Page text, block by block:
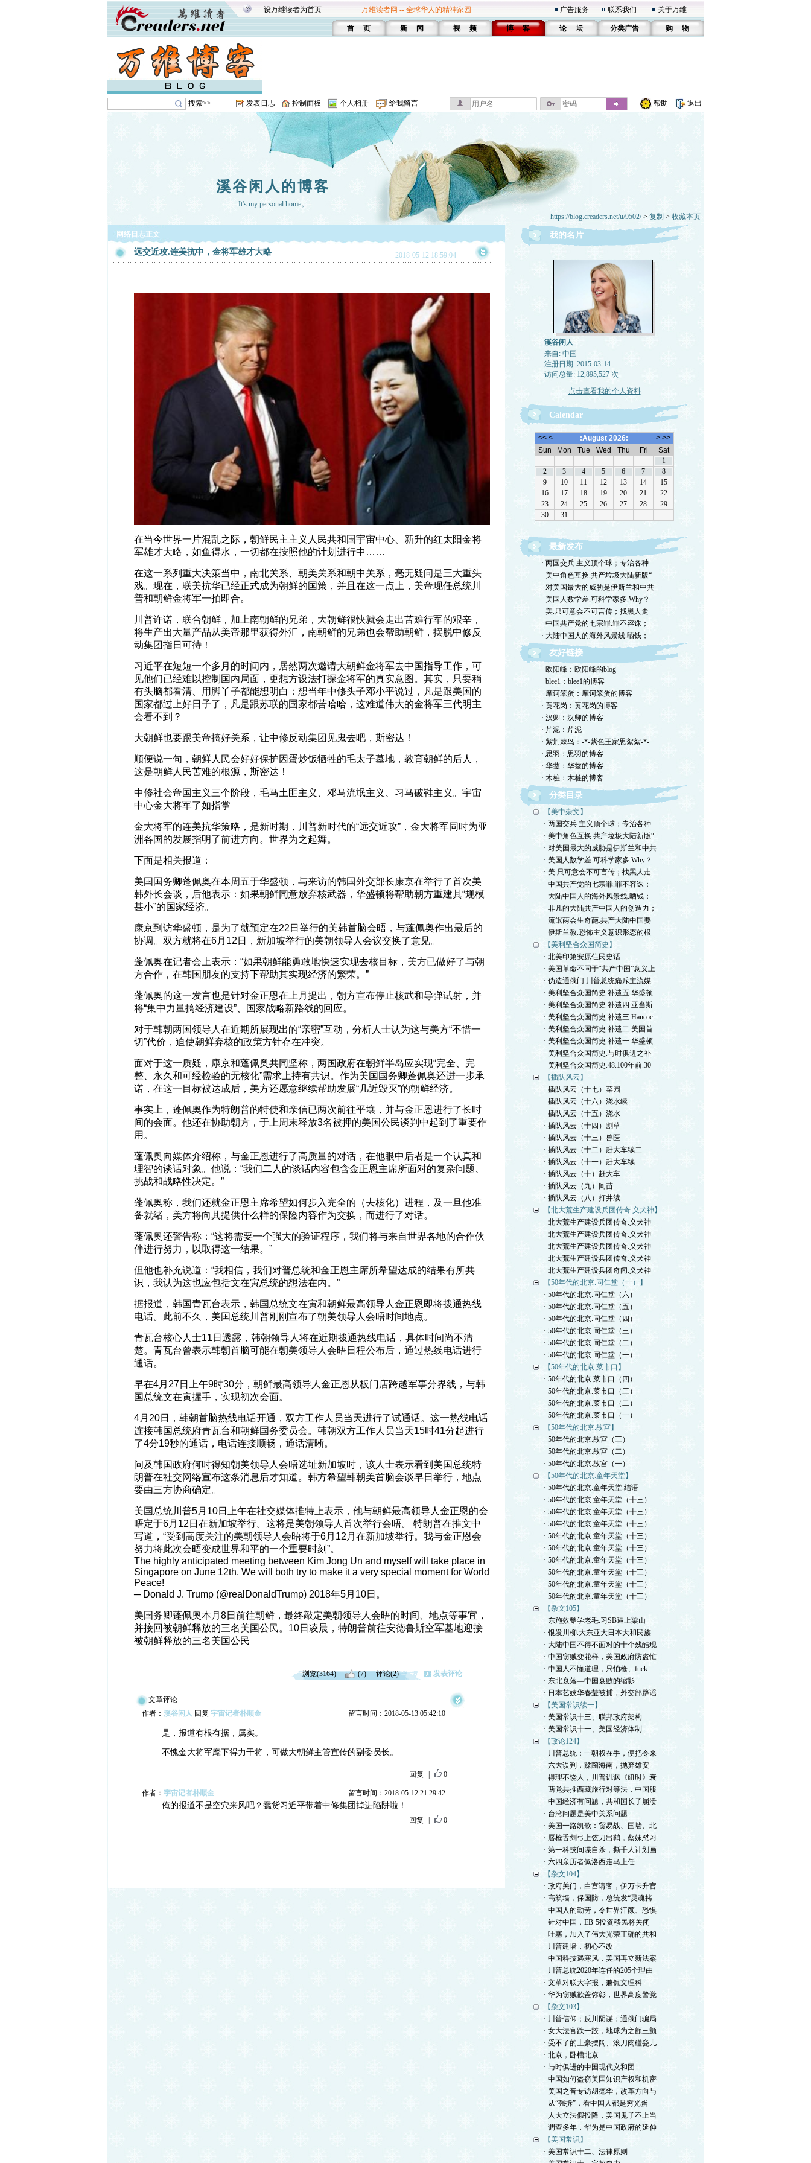
设万维读者为首页 万维读者网 -- 全球华人的精神家园 广告服务 联系我们 关于万维
首 页 新 闻 视 频 博 客 论 坛 分类广告 购 物
搜索>> 发表日志 控制面板 个人相册 给我留言 帮助 退出
溪谷闲人的博客
It's my personal home。
https://blog.creaders.net/u/9502/> 复制 > 收藏本页
网络日志正文
远交近攻.连美抗中，金将军雄才大略 2018-05-12 18:59:04
在当今世界一片混乱之际，朝鲜民主主义人民共和国宇宙中心、新升的红太阳金将
军雄才大略，如鱼得水，一切都在按照他的计划进行中……
在这一系列重大决策当中，南北关系、朝美关系和朝中关系，毫无疑问是三大重头
戏。现在，联美抗华已经正式成为朝鲜的国策，并且在这一点上，美帝现任总统川
普和朝鲜金将军一拍即合。
川普许诺，联合朝鲜，加上南朝鲜的兄弟，大朝鲜很快就会走出苦难行军的艰辛，
将生产出大量产品从美帝那里获得外汇，南朝鲜的兄弟也会帮助朝鲜，摆脱中修反
动集团指日可待！
习近平在短短一个多月的时间内，居然两次邀请大朝鲜金将军去中国指导工作，可
见他们已经难以控制国内局面，更想方设法打探金将军的真实意图。其实，只要稍
有头脑都看清、用脚丫子都能想明白：想当年中修头子邓小平说过，凡是跟美国的
国家都过上好日子了，凡是跟苏联的国家都苦哈哈，这难道伟大的金将军三代明主
会看不到？
大朝鲜也要跟美帝搞好关系，让中修反动集团见鬼去吧，斯密达！
顺便说一句，朝鲜人民会好好保护因蛋炒饭牺牲的毛太子墓地，教育朝鲜的后人，
这是朝鲜人民苦难的根源，斯密达！
中修社会帝国主义三个阶段，毛马土匪主义、邓马流氓主义、习马破鞋主义。宇宙
中心金大将军了如指掌
金大将军的连美抗华策略，是新时期，川普新时代的“远交近攻”，金大将军同时为亚
洲各国的发展指明了前进方向。世界为之起舞。
下面是相关报道：
美国国务卿蓬佩奥在本周五于华盛顿，与来访的韩国外交部长康京在举行了首次美
韩外长会谈，后他表示：如果朝鲜同意放弃核武器，华盛顿将帮助朝方重建其“规模
甚小”的国家经济。
康京到访华盛顿，是为了就预定在22日举行的美韩首脑会晤，与蓬佩奥作出最后的
协调。双方就将在6月12日，新加坡举行的美朝领导人会议交换了意见。
蓬佩奥在记者会上表示：“如果朝鲜能勇敢地快速实现去核目标，美方已做好了与朝
方合作，在韩国朋友的支持下帮助其实现经济的繁荣。”
蓬佩奥的这一发言也是针对金正恩在上月提出，朝方宣布停止核武和导弹试射，并
将“集中力量搞经济建设”、国家战略新路线的回应。
对于韩朝两国领导人在近期所展现出的“亲密”互动，分析人士认为这与美方“不惜一
切”代价，迫使朝鲜弃核的政策方针存在冲突。
面对于这一质疑，康京和蓬佩奥共同坚称，两国政府在朝鲜半岛应实现“完全、完
整、永久和可经检验的无核化”需求上持有共识。作为美国国务卿蓬佩奥还进一步承
诺，在这一目标被达成后，美方还愿意继续帮助发展“几近毁灭”的朝鲜经济。
事实上，蓬佩奥作为特朗普的特使和亲信已两次前往平壤，并与金正恩进行了长时
间的会面。他还在协助朝方，于上周末释放3名被押的美国公民谈判中起到了重要作
用。
蓬佩奥向媒体介绍称，与金正恩进行了高质量的对话，在他眼中后者是一个认真和
理智的谈话对象。他说：“我们二人的谈话内容包含金正恩主席所面对的复杂问题、
挑战和战略性决定。”
蓬佩奥称，我们还就金正恩主席希望如何步入完全的（去核化）进程，及一旦他准
备就绪，美方将向其提供什么样的保险内容作为交换，而进行了对话。
蓬佩奥还警告称：“这将需要一个强大的验证程序，我们将与来自世界各地的合作伙
伴进行努力，以取得这一结果。”
但他也补充说道：“我相信，我们对普总统和金正恩主席所希望达成的结果有所共
识，我认为这也应包括文在寅总统的想法在内。”
据报道，韩国青瓦台表示，韩国总统文在寅和朝鲜最高领导人金正恩即将拨通热线
电话。此前不久，美国总统川普刚刚宣布了朝美领导人会晤时间地点。
青瓦台核心人士11日透露，韩朝领导人将在近期拨通热线电话，具体时间尚不清
楚。青瓦台曾表示韩朝首脑可能在朝美领导人会晤日程公布后，通过热线电话进行
通话。
早在4月27日上午9时30分，朝鲜最高领导人金正恩从板门店跨越军事分界线，与韩
国总统文在寅握手，实现初次会面。
4月20日，韩朝首脑热线电话开通，双方工作人员当天进行了试通话。这一热线电话
连接韩国总统府青瓦台和朝鲜国务委员会。韩朝双方工作人员当天15时41分起进行
了4分19秒的通话，电话连接顺畅，通话清晰。
问及韩国政府何时得知朝美领导人会晤选址新加坡时，该人士表示看到美国总统特
朗普在社交网络宣布这条消息后才知道。韩方希望韩朝美首脑会谈早日举行，地点
要由三方协商确定。
美国总统川普5月10日上午在社交媒体推特上表示，他与朝鲜最高领导人金正恩的会
晤定于6月12日在新加坡举行。这将是美朝领导人首次举行会晤。 特朗普在推文中
写道，“受到高度关注的美朝领导人会晤将于6月12月在新加坡举行。我与金正恩会
努力将此次会晤变成世界和平的一个重要时刻”。
The highly anticipated meeting between Kim Jong Un and myself will take place in
Singapore on June 12th. We will both try to make it a very special moment for World
Peace!
─ Donald J. Trump (@realDonaldTrump) 2018年5月10日。
美国务卿蓬佩奥本月8日前往朝鲜，最终敲定美朝领导人会晤的时间、地点等事宜，
并接回被朝鲜释放的三名美国公民。10日凌晨，特朗普前往安德鲁斯空军基地迎接
被朝鲜释放的三名美国公民
浏览(3164) (7) 评论(2) 发表评论
文章评论
作者： 溪谷闲人 回复 宇宙记者朴顺金 留言时间：2018-05-13 05:42:10
是，报道有根有据，属实。
不愧金大将军麾下得力干将，可做大朝鲜主管宣传的副委员长。
回复 0
作者： 宇宙记者朴顺金 留言时间：2018-05-12 21:29:42
俺的报道不是空穴来风吧？蠢货习近平带着中修集团掉进陷阱啦！
回复 0
我的名片
溪谷闲人
来自: 中国
注册日期: 2015-03-14
访问总量: 12,895,527 次
点击查看我的个人资料
Calendar
最新发布
· 两国交兵.主义顶个球；专治各种
· 美中角色互换.共产垃圾大陆新版“
· 对美国最大的威胁是伊斯兰和中共
· 美国人数学差.可科学家多.Why？
· 美.只可意会不可言传；找黑人走
· 中国共产党的七宗罪.罪不容诛；
· 大陆中国人的海外风景线.晒钱；
友好链接
· 欧阳峰：欧阳峰的blog
· blee1：blee1的博客
· 摩诃笨蛋：摩诃笨蛋的博客
· 黄花岗：黄花岗的博客
· 汉卿：汉卿的博客
· 芹泥：芹泥
· 紫荆棘鸟：-*-紫色王家思絮絮-*-
· 思羽：思羽的博客
· 华蓥：华蓥的博客
· 木桩：木桩的博客
分类目录
【美中杂文】
· 两国交兵.主义顶个球；专治各种
· 美中角色互换.共产垃圾大陆新版“
· 对美国最大的威胁是伊斯兰和中共
· 美国人数学差.可科学家多.Why？
· 美.只可意会不可言传；找黑人走
· 中国共产党的七宗罪.罪不容诛；
· 大陆中国人的海外风景线.晒钱；
· 非凡的大陆共产中国人的创造力；
· 流氓两会生奇葩.共产大陆中国要
· 伊斯兰教.恐怖主义意识形态的根
【美利坚合众国简史】
· 北美印第安原住民史话
· 美国革命不同于“共产中国”意义上
· 伪造通俄门.川普总统痛斥主流媒
· 美利坚合众国简史.补遗五.华盛顿
· 美利坚合众国简史.补遗四.亚当斯
· 美利坚合众国简史.补遗三.Hancoc
· 美利坚合众国简史.补遗二.美国首
· 美利坚合众国简史.补遗一.华盛顿
· 美利坚合众国简史.与时俱进之补
· 美利坚合众国简史.48.100年前.30
【插队风云】
· 插队风云（十七）菜园
· 插队风云（十六）浇水续
· 插队风云（十五）浇水
· 插队风云（十四）割草
· 插队风云（十三）兽医
· 插队风云（十二）赶大车续二
· 插队风云（十一）赶大车续
· 插队风云（十）赶大车
· 插队风云（九）间苗
· 插队风云（八）打井续
【北大荒生产建设兵团传奇.义犬神】
· 北大荒生产建设兵团传奇.义犬神
· 北大荒生产建设兵团传奇.义犬神
· 北大荒生产建设兵团传奇.义犬神
· 北大荒生产建设兵团传奇.义犬神
· 北大荒生产建设兵团奇闻.义犬神
【50年代的北京.同仁堂（一）】
· 50年代的北京.同仁堂（六）
· 50年代的北京.同仁堂（五）
· 50年代的北京.同仁堂（四）
· 50年代的北京.同仁堂（三）
· 50年代的北京.同仁堂（二）
· 50年代的北京.同仁堂（一）
【50年代的北京.菜市口】
· 50年代的北京.菜市口（四）
· 50年代的北京.菜市口（三）
· 50年代的北京.菜市口（二）
· 50年代的北京.菜市口（一）
【50年代的北京.故宫】
· 50年代的北京.故宫（三）
· 50年代的北京.故宫（二）
· 50年代的北京.故宫（一）
【50年代的北京.童年天堂】
· 50年代的北京.童年天堂.结语
· 50年代的北京.童年天堂（十三）
· 50年代的北京.童年天堂（十三）
· 50年代的北京.童年天堂（十三）
· 50年代的北京.童年天堂（十三）
· 50年代的北京.童年天堂（十三）
· 50年代的北京.童年天堂（十三）
· 50年代的北京.童年天堂（十三）
· 50年代的北京.童年天堂（十三）
· 50年代的北京.童年天堂（十三）
【杂文105】
· 东施效颦学老毛.习SB逼上梁山
· 银发川柳.大东亚大日本大和民族
· 大陆中国不得不面对的十个残酷现
· 中国窃贼变花样，美国政府防盗忙
· 中国人不懂道理，只怕枪、fuck
· 东北衰落—中国衰败的缩影
· 日本艺妓华春莹被捕，外交部辟谣
【美国常识续一】
· 美国常识十三、联邦政府架构
· 美国常识十一、美国经济体制
【政论124】
· 川普总统：一朝权在手，便把令来
· 六大误判，蹂躏海南，抛弃雄安
· 得理不饶人，川普讥讽《纽时》衰
· 两党共推西藏旅行对等法，中国服
· 中国经济有问题，共和国长子崩溃
· 台湾问题是美中关系问题
· 美国一路凯歌：贸易战、国墙、北
· 唇枪舌剑弓上弦刀出鞘，蔡妹怼习
· 第一科技间谍自杀，撕千人计划画
· 六四亲历者佩洛西走马上任
【杂文104】
· 政府关门，白宫请客，伊万卡升官
· 高筑墙，保国防，总统发“灵魂拷
· 中国人的勤劳，令世界汗颜、恐惧
· 针对中国，EB-5投资移民将关闭
· 哇塞，加入了伟大光荣正确的共和
· 川普建墙，初心不改
· 中国科技遇寒风，美国再立新法案
· 川普总统2020年连任的205个理由
· 文革对联大字报，兼侃文理科
· 华为窃贼欲盖弥彰，世界高度警觉
【杂文103】
· 川普信仰；反川阴谋；通俄门骗局
· 女大法官跌一跤，地球为之颤三颤
· 受不了的土豪摆阔、滚刀肉碰瓷儿
· 北京，卧槽北京
· 与时俱进的中国现代义和团
· 中国如何盗窃美国知识产权和机密
· 美国之音专访胡德华，改革方向与
· 从“强拆”，看中国人都是穷光蛋
· 人大立法假投降，美国鬼子不上当
· 调查多年，华为是中国政府的延伸
【美国常识】
· 美国常识十二、法律原则